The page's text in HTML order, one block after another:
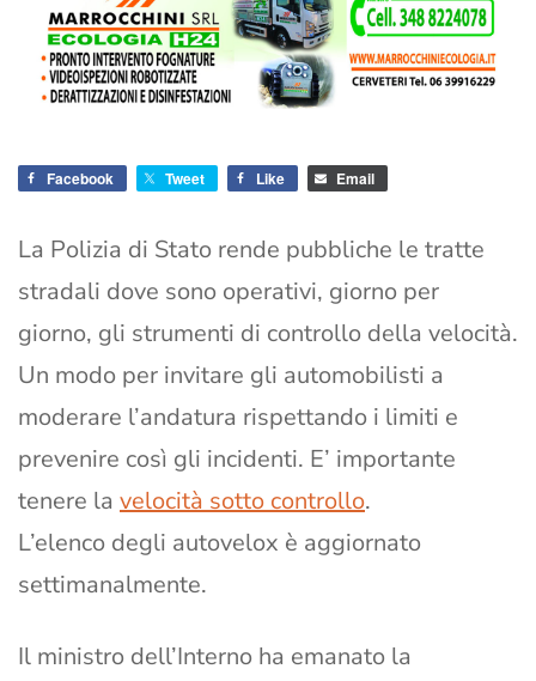
Facebook Tweet Like Email
La Polizia di Stato rende pubbliche le tratte
stradali dove sono operativi, giorno per
giorno, gli strumenti di controllo della velocità.
Un modo per invitare gli automobilisti a
moderare l’andatura rispettando i limiti e
prevenire così gli incidenti. E’ importante
tenere la velocità sotto controllo.
L’elenco degli autovelox è aggiornato
settimanalmente.
Il ministro dell’Interno ha emanato la